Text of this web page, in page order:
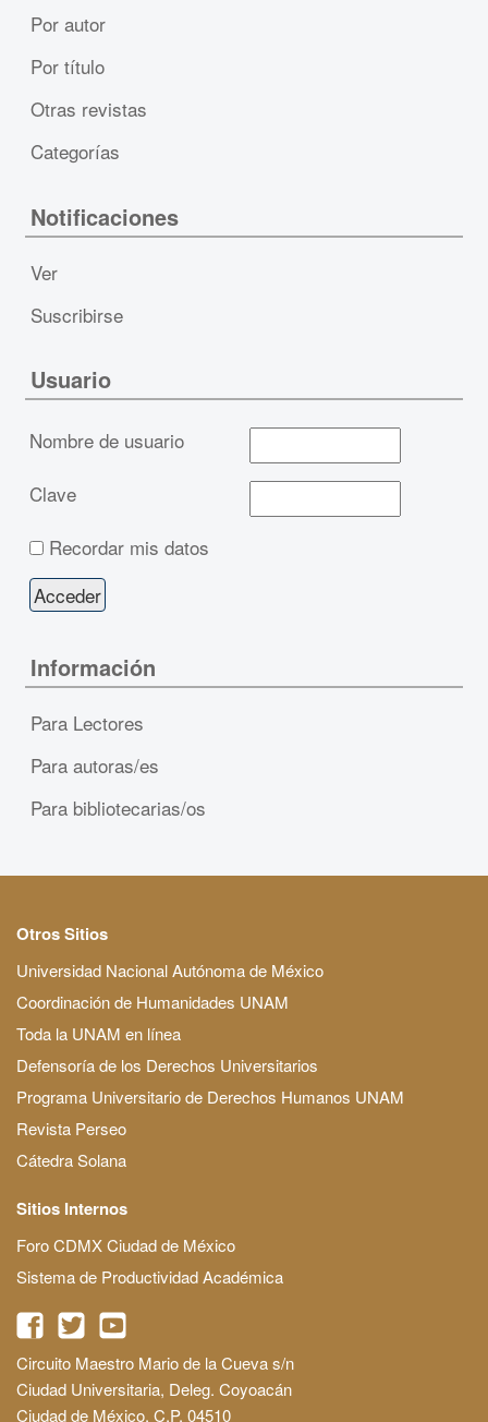
Por autor
Por título
Otras revistas
Categorías
Notificaciones
Ver
Suscribirse
Usuario
Nombre de usuario
Clave
Recordar mis datos
Información
Para Lectores
Para autoras/es
Para bibliotecarias/os
Otros Sitios
Universidad Nacional Autónoma de México
Coordinación de Humanidades UNAM
Toda la UNAM en línea
Defensoría de los Derechos Universitarios
Programa Universitario de Derechos Humanos UNAM
Revista Perseo
Cátedra Solana
Sitios Internos
Foro CDMX Ciudad de México
Sistema de Productividad Académica
Circuito Maestro Mario de la Cueva s/n
Ciudad Universitaria, Deleg. Coyoacán
Ciudad de México, C.P. 04510